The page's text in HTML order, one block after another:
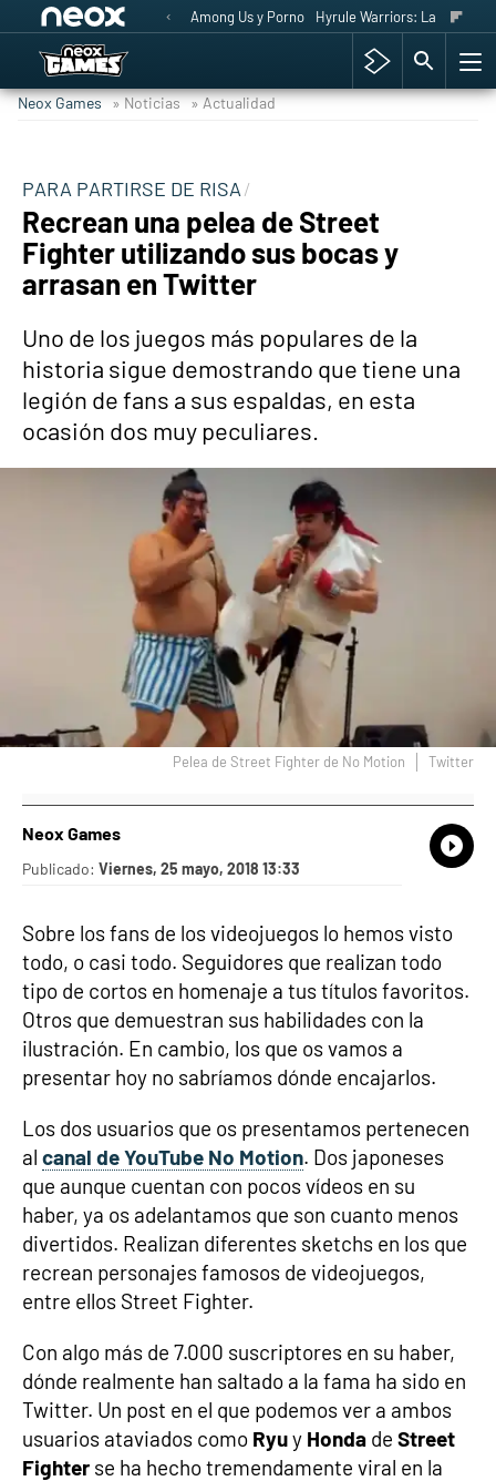
Among Us y Porno Hyrule Warriors: La Era del
Neox Games » Noticias » Actualidad
PARA PARTIRSE DE RISA
Recrean una pelea de Street
Fighter utilizando sus bocas y
arrasan en Twitter
Uno de los juegos más populares de la
historia sigue demostrando que tiene una
legión de fans a sus espaldas, en esta
ocasión dos muy peculiares.
Pelea de Street Fighter de No Motion Twitter
Neox Games
Publicado: Viernes, 25 mayo, 2018 13:33
Sobre los fans de los videojuegos lo hemos visto
todo, o casi todo. Seguidores que realizan todo
tipo de cortos en homenaje a tus títulos favoritos.
Otros que demuestran sus habilidades con la
ilustración. En cambio, los que os vamos a
presentar hoy no sabríamos dónde encajarlos.
Los dos usuarios que os presentamos pertenecen
al canal de YouTube No Motion. Dos japoneses
que aunque cuentan con pocos vídeos en su
haber, ya os adelantamos que son cuanto menos
divertidos. Realizan diferentes sketchs en los que
recrean personajes famosos de videojuegos,
entre ellos Street Fighter.
Con algo más de 7.000 suscriptores en su haber,
dónde realmente han saltado a la fama ha sido en
Twitter. Un post en el que podemos ver a ambos
usuarios ataviados como Ryuy Honda de Street
Fighter se ha hecho tremendamente viral en la